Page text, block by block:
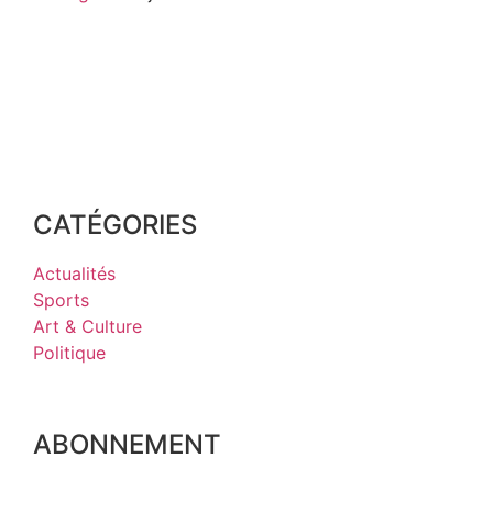
CATÉGORIES
Actualités
Sports
Art & Culture
Politique
ABONNEMENT